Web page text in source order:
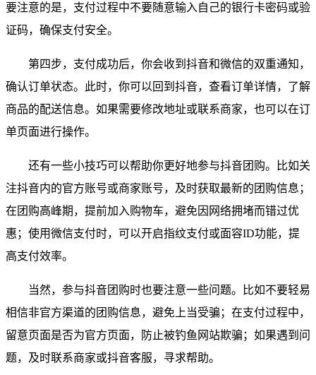
要注意的是，支付过程中不要随意输入自己的银行卡密码或验
证码，确保支付安全。
第四步，支付成功后，你会收到抖音和微信的双重通知，
确认订单状态。此时，你可以回到抖音，查看订单详情，了解
商品的配送信息。如果需要修改地址或联系商家，也可以在订
单页面进行操作。
还有一些小技巧可以帮助你更好地参与抖音团购。比如关
注抖音内的官方账号或商家账号，及时获取最新的团购信息；
在团购高峰期，提前加入购物车，避免因网络拥堵而错过优
惠；使用微信支付时，可以开启指纹支付或面容ID功能，提
高支付效率。
当然，参与抖音团购时也要注意一些问题。比如不要轻易
相信非官方渠道的团购信息，避免上当受骗；在支付过程中，
留意页面是否为官方页面，防止被钓鱼网站欺骗；如果遇到问
题，及时联系商家或抖音客服，寻求帮助。